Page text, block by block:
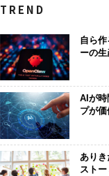
TREND
自ら
ーの
AIが時
プが
あり
スト